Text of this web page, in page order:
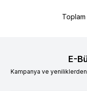
Toplam
E-
Kampanya ve